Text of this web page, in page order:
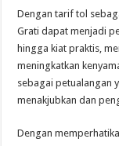
Dengan tarif tol
Grati dapat menjadi
hingga kiat praktis,
meningkatkan
sebagai petualangan
menakjubkan dan
Dengan